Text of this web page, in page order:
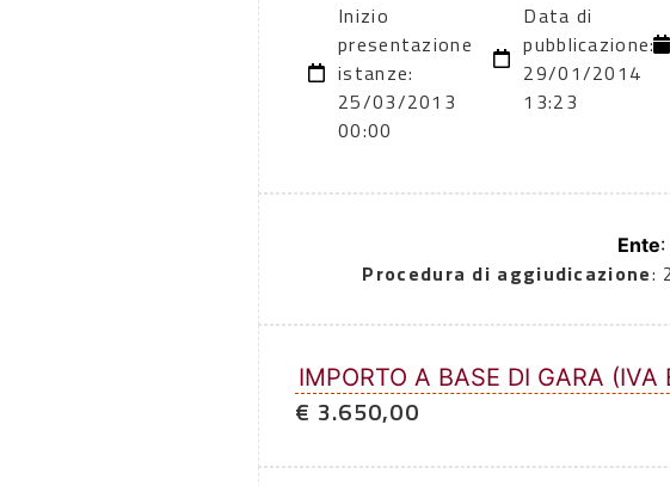
Inizio
presentazione
istanze:
25/03/2013
00:00
Data di
pubblicazione:
29/01/2014
13:23
Ente
Procedura di aggiudicazione:
IMPORTO A BASE DI GARA (IVA
€ 3.650,00